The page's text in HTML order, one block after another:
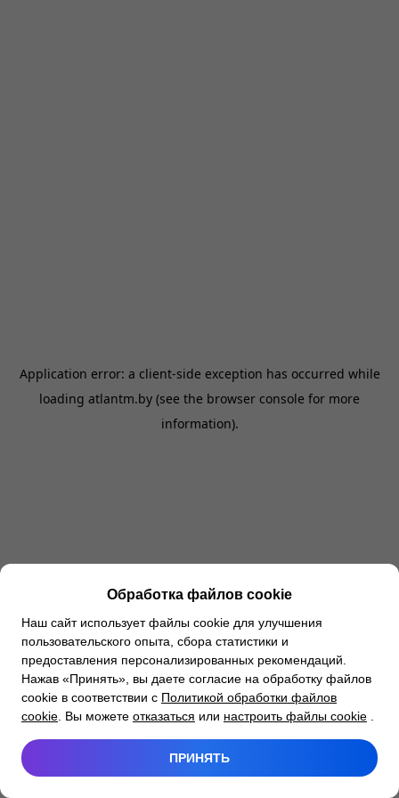
Application error: a client-side exception has occurred while
loading atlantm.by (see the browser console for more
information).
Обработка файлов cookie
Наш сайт использует файлы cookie для улучшения
пользовательского опыта, сбора статистики и
предоставления персонализированных рекомендаций.
Нажав «Принять», вы даете согласие на обработку файлов
cookie в соответствии с Политикой обработки файлов
cookie . Вы можете отказаться или настроить файлы cookie
ПРИНЯТЬ